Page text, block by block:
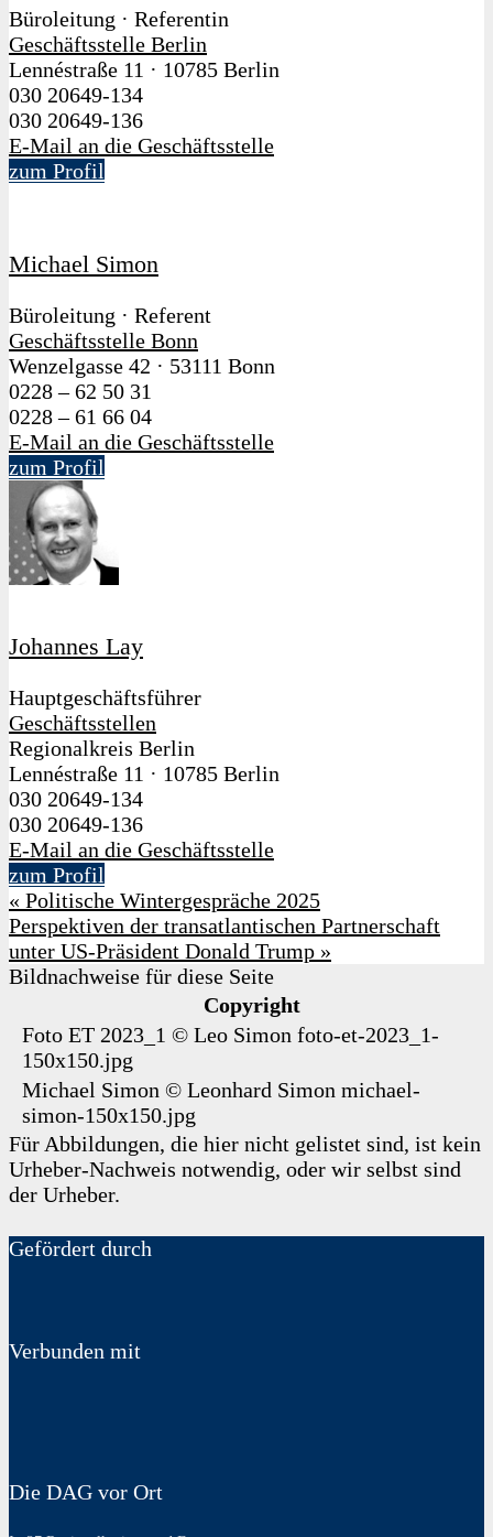
Büroleitung · Referentin
Geschäftsstelle Berlin
Lennéstraße 11 · 10785 Berlin
030 20649-134
030 20649-136
E-Mail an die Geschäftsstelle
zum Profil
Michael Simon
Büroleitung · Referent
Geschäftsstelle Bonn
Wenzelgasse 42 · 53111 Bonn
0228 – 62 50 31
0228 – 61 66 04
E-Mail an die Geschäftsstelle
zum Profil
Johannes Lay
Hauptgeschäftsführer
Geschäftsstellen
Regionalkreis Berlin
Lennéstraße 11 · 10785 Berlin
030 20649-134
030 20649-136
E-Mail an die Geschäftsstelle
zum Profil
« Politische Wintergespräche 2025
Perspektiven der transatlantischen Partnerschaft
unter US-Präsident Donald Trump »
Bildnachweise für diese Seite
Copyright
Foto ET 2023_1 © Leo Simon foto-et-2023_1-
150x150.jpg
Michael Simon © Leonhard Simon michael-
simon-150x150.jpg
Für Abbildungen, die hier nicht gelistet sind, ist kein
Urheber-Nachweis notwendig, oder wir selbst sind
der Urheber.
Gefördert durch
Verbunden mit
Die DAG vor Ort